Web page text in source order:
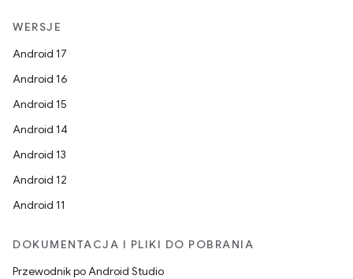
WERSJE
Android 17
Android 16
Android 15
Android 14
Android 13
Android 12
Android 11
DOKUMENTACJA I PLIKI DO POBRANIA
Przewodnik po Android Studio